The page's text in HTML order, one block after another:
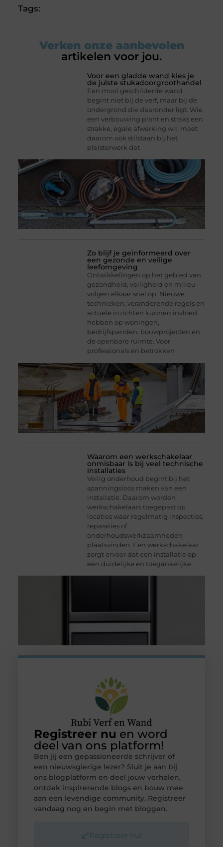
Tags:
Verken onze aanbevolen
artikelen voor jou.
Voor een gladde wand kies je
de juiste stukadoorgroothandel
Een mooi geschilderde wand
begint niet bij de verf, maar bij de
ondergrond die daaronder ligt. Wie
een verbouwing plant en straks een
strakke, egale afwerking wil, moet
daarom ook stilstaan bij het
pleisterwerk dat
Zo blijf je geïnformeerd over
een gezonde en veilige
leefomgeving
Ontwikkelingen op het gebied van
gezondheid, veiligheid en milieu
volgen elkaar snel op. Nieuwe
technieken, veranderende regels en
actuele inzichten kunnen invloed
hebben op woningen,
bedrijfspanden, bouwprojecten en
de openbare ruimte. Voor
professionals én betrokken
Waarom een werkschakelaar
onmisbaar is bij veel technische
installaties
Veilig onderhoud begint bij het
spanningsloos maken van een
installatie. Daarom worden
werkschakelaars toegepast op
locaties waar regelmatig inspecties,
reparaties of
onderhoudswerkzaamheden
plaatsvinden. Een werkschakelaar
zorgt ervoor dat een installatie op
een duidelijke en toegankelijke
Registreer nu en word
deel van ons platform!
Ben jij een gepassioneerde schrijver of
een nieuwsgierige lezer? Sluit je aan bij
ons blogplatform en deel jouw verhalen,
ontdek inspirerende blogs en bouw mee
aan een levendige community. Registreer
vandaag nog en begin met bloggen.
Registreer nu!